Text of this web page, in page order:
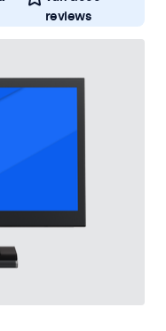
reviews